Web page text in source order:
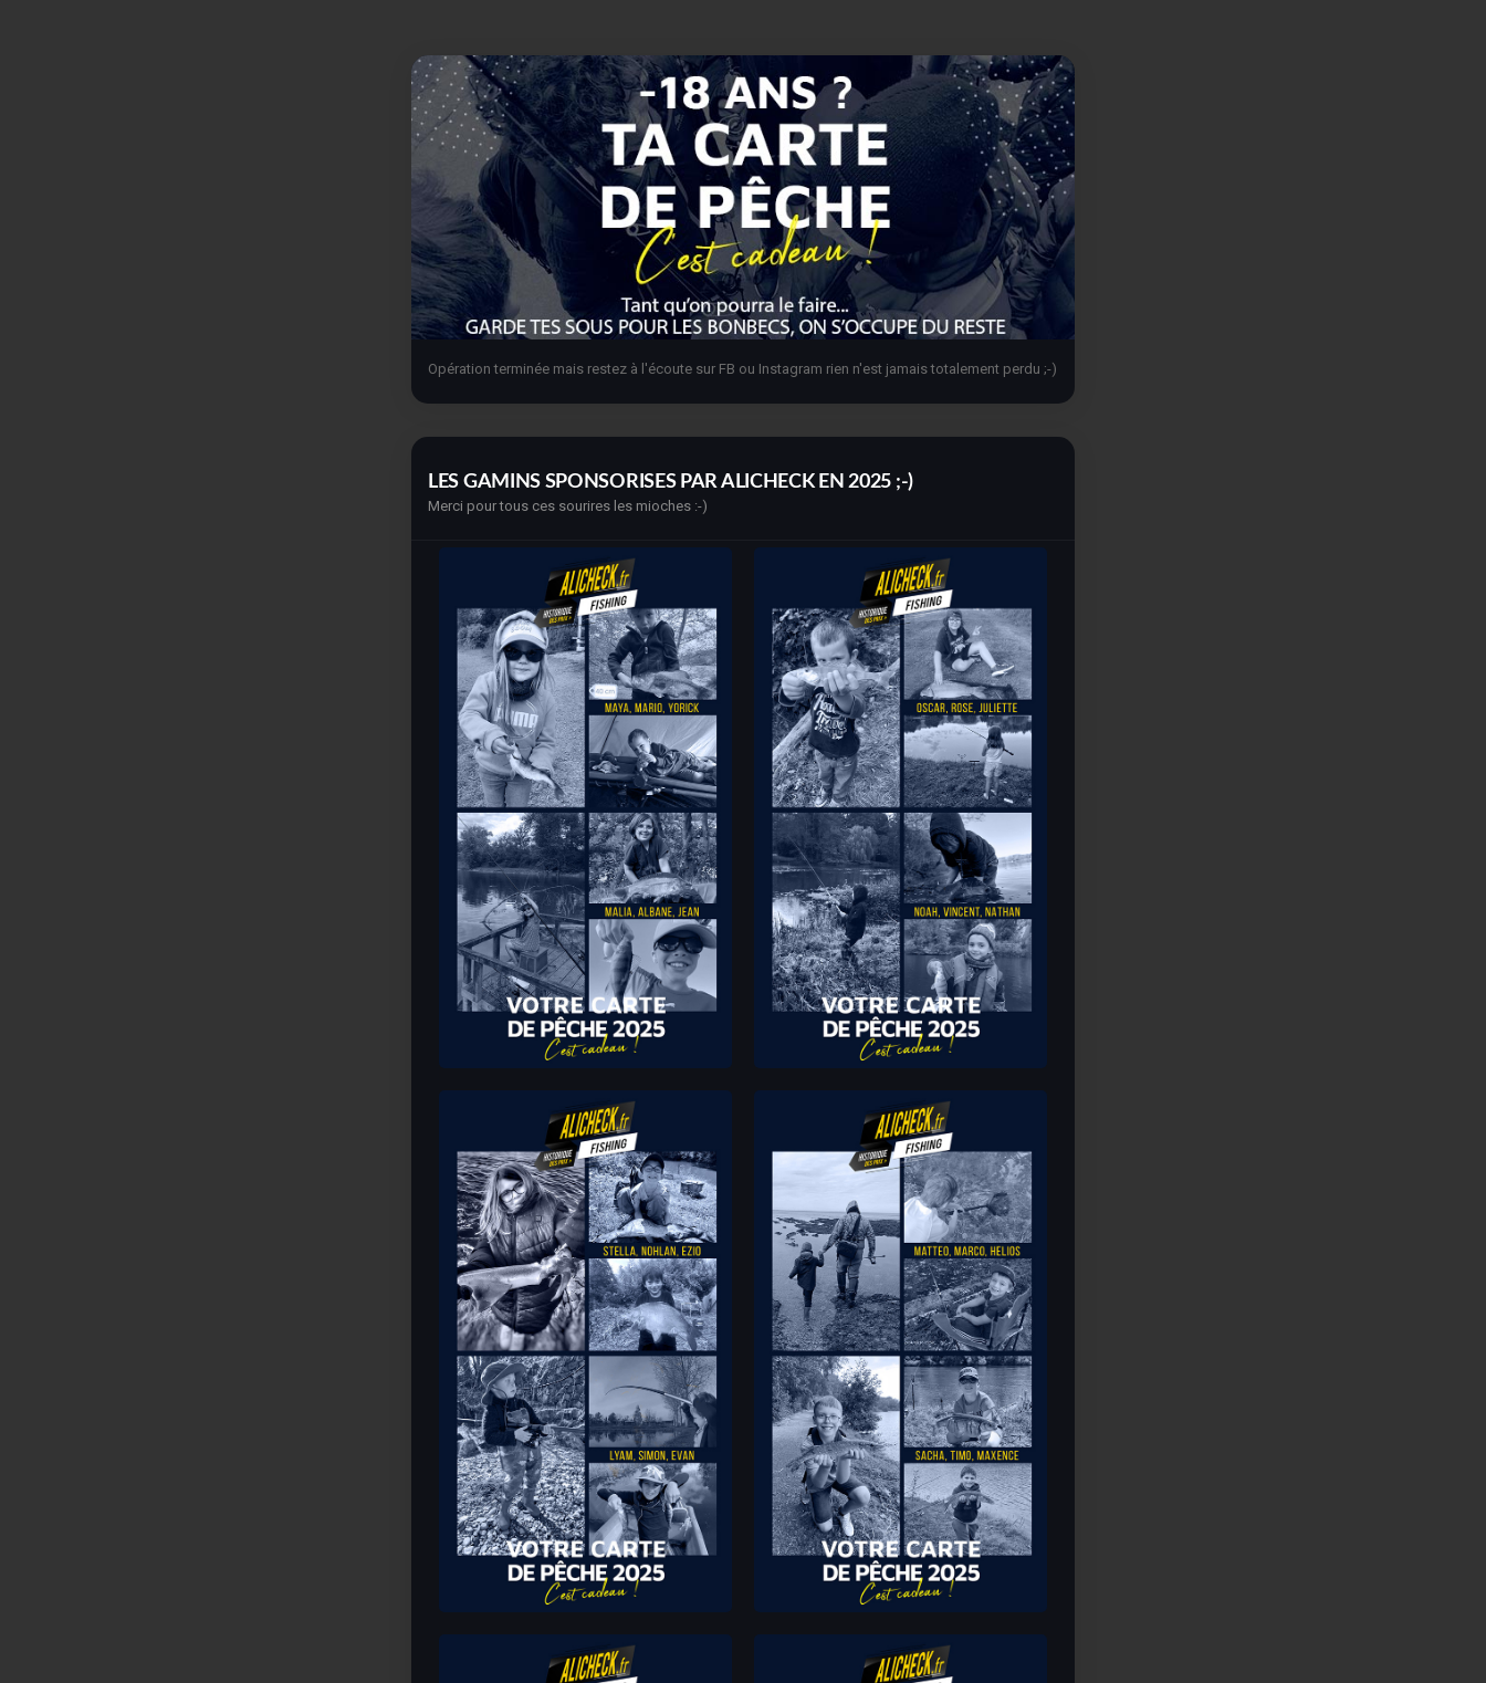
Opération terminée mais restez à l'écoute sur FB ou Instagram rien n'est jamais totalement perdu ;-)
LES GAMINS SPONSORISES PAR ALICHECK EN 2025 ;-)
Merci pour tous ces sourires les mioches :-)